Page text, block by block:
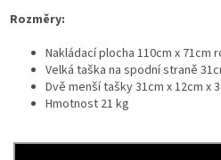
Rozměry:
Nakládací plocha 110cm x 71cm
Velká taška na spodní straně
Dvě menší tašky 31cm x 12cm x
Hmotnost 21 kg